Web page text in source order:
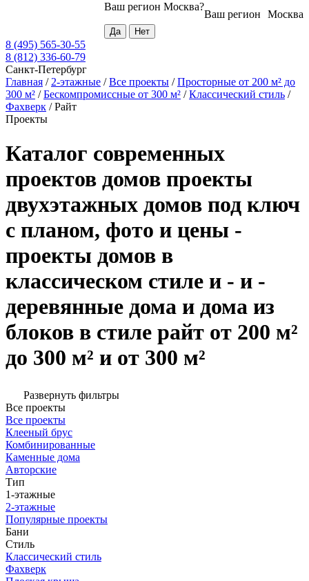
Москва
Ваш регион
Ваш регион Москва?
8 (495) 565-30-55
8 (812) 336-60-79
Санкт-Петербург
Главная / 2-этажные /Все проекты /Просторные от 200 м² до
300 м² /Бескомпромиссные от 300 м² /Классический стиль /
Фахверк /Райт
Проекты
Каталог современных
проектов домов проекты
двухэтажных домов под ключ
с планом, фото и цены -
проекты домов в
классическом стиле и - и -
деревянные дома и дома из
блоков в стиле райт от 200 м²
до 300 м² и от 300 м²
Развернуть фильтры
Все проекты
Все проекты
Клееный брус
Комбинированные
Каменные дома
Авторские
Тип
1-этажные
2-этажные
Популярные проекты
Бани
Стиль
Классический стиль
Фахверк